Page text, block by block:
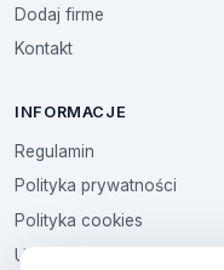
Dodaj firme
Kontakt
INFORMACJE
Regulamin
Polityka prywatności
Polityka cookies
Ustawienia cookies